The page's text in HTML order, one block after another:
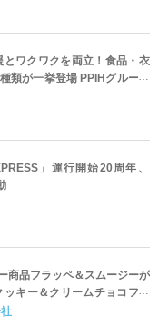
ワクワクを両立！食品・衣
類が一挙登場 PPIHグループ
日(木)より順次スタート
」運行開始20周年、
商品フラッペ＆スムージーが
キー＆クリームチョコフラ
ー」8月5日（水）から販売